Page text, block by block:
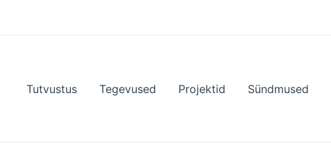
Tutvustus Tegevused Projektid Sündmused